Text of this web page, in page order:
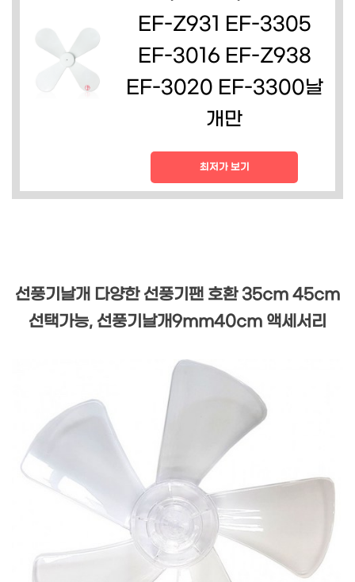
EF-Z931 EF-3305
EF-3016 EF-Z938
EF-3020 EF-3300날
개만
최저가 보기
선풍기날개 다양한 선풍기팬 호환 35cm 45cm
선택가능, 선풍기날개9mm40cm 액세서리